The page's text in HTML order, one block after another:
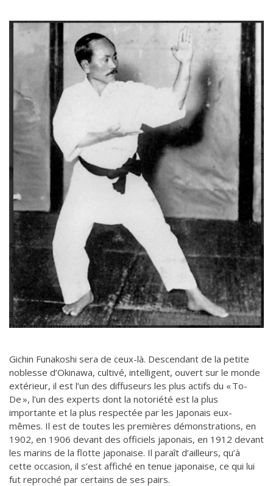
Gichin Funakoshi sera de ceux-là. Descendant de la petite
noblesse d’Okinawa, cultivé, intelligent, ouvert sur le monde
extérieur, il est l’un des diffuseurs les plus actifs du « To-
De », l’un des experts dont la notoriété est la plus
importante et la plus respectée par les Japonais eux-
mêmes. Il est de toutes les premières démonstrations, en
1902, en 1906 devant des officiels japonais, en 1912 devant
les marins de la flotte japonaise. Il paraît d’ailleurs, qu’à
cette occasion, il s’est affiché en tenue japonaise, ce qui lui
fut reproché par certains de ses pairs.